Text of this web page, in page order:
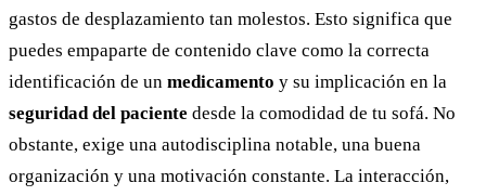
gastos de desplazamiento tan molestos. Esto significa que
puedes empaparte de contenido clave como la correcta
identificación de un medicamento y su implicación en la
seguridad del paciente desde la comodidad de tu sofá. No
obstante, exige una autodisciplina notable, una buena
organización y una motivación constante. La interacción,